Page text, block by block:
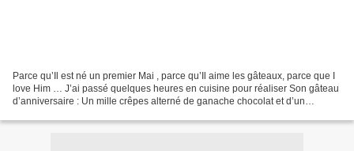
Parce qu’Il est né un premier Mai , parce qu’Il aime les gâteaux, parce que I
love Him … J’ai passé quelques heures en cuisine pour réaliser Son gâteau
d’anniversaire : Un mille crêpes alterné de ganache chocolat et d’un